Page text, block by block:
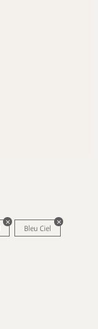
Bleu Ciel